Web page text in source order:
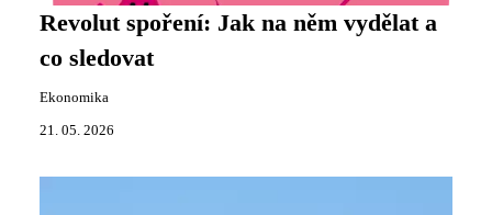
Revolut spoření: Jak na něm vydělat a
co sledovat
Ekonomika
21. 05. 2026